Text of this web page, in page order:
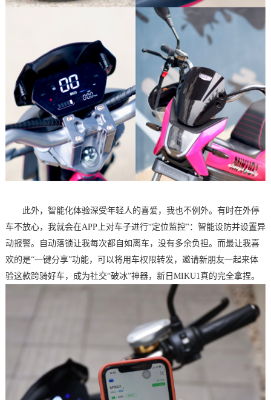
此外，智能化体验深受年轻人的喜爱，我也不例外。有时在外停
车不放心，我就会在APP上对车子进行“定位监控”：智能设防并设置异
动报警。自动落锁让我每次都自如离车，没有多余负担。而最让我喜
欢的是“一键分享”功能，可以将用车权限转发，邀请新朋友一起来体
验这款跨骑好车，成为社交“破冰”神器，新日MIKU1真的完全拿捏。